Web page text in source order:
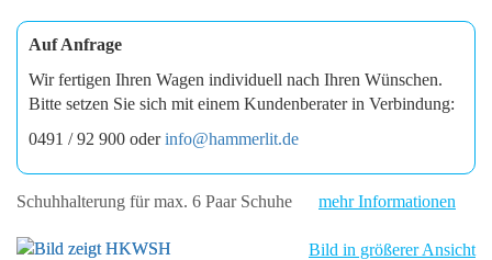
Auf Anfrage
Wir fertigen Ihren Wagen individuell nach Ihren Wünschen.
Bitte setzen Sie sich mit einem Kundenberater in Verbindung:
0491 / 92 900 oderinfo@hammerlit.de
Schuhhalterung für max. 6 Paar Schuhe mehr Informationen
Bild in größerer Ansicht